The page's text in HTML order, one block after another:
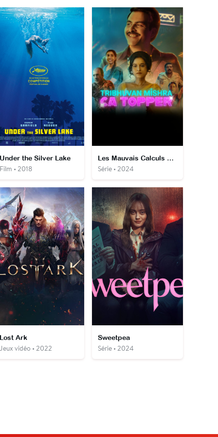
the Silver Lake
• 2018
Les Mauvais Calculs de Tribhuvan Mishra
Série • 2024
Ark
vidéo • 2022
Sweetpea
Série • 2024